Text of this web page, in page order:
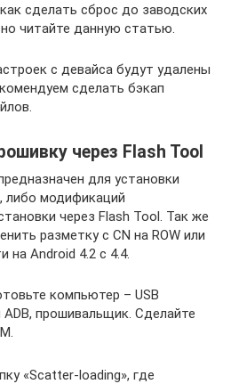
сделать сброс до заводских
читайте данную статью.
с девайса будут удалены
сделать бэкап
через Flash Tool
для установки
либо модификаций
через Flash Tool. Так же
разметку с CN на ROW или
на Android 4.2 с 4.4.
компьютер – USB
прошивальщик. Сделайте
«Scatter-loading», где